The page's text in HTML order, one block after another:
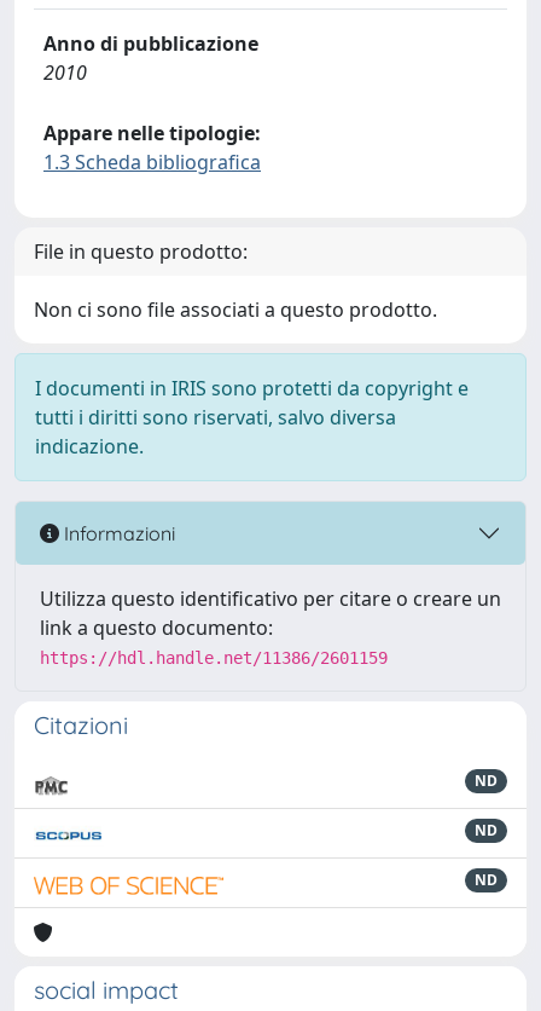
Anno di pubblicazione
2010
Appare nelle tipologie:
1.3 Scheda bibliografica
File in questo prodotto:
Non ci sono file associati a questo prodotto.
I documenti in IRIS sono protetti da copyright e
tutti i diritti sono riservati, salvo diversa
indicazione.
Informazioni
Utilizza questo identificativo per citare o creare un
link a questo documento:
https://hdl.handle.net/11386/2601159
Citazioni
ND
ND
ND
social impact